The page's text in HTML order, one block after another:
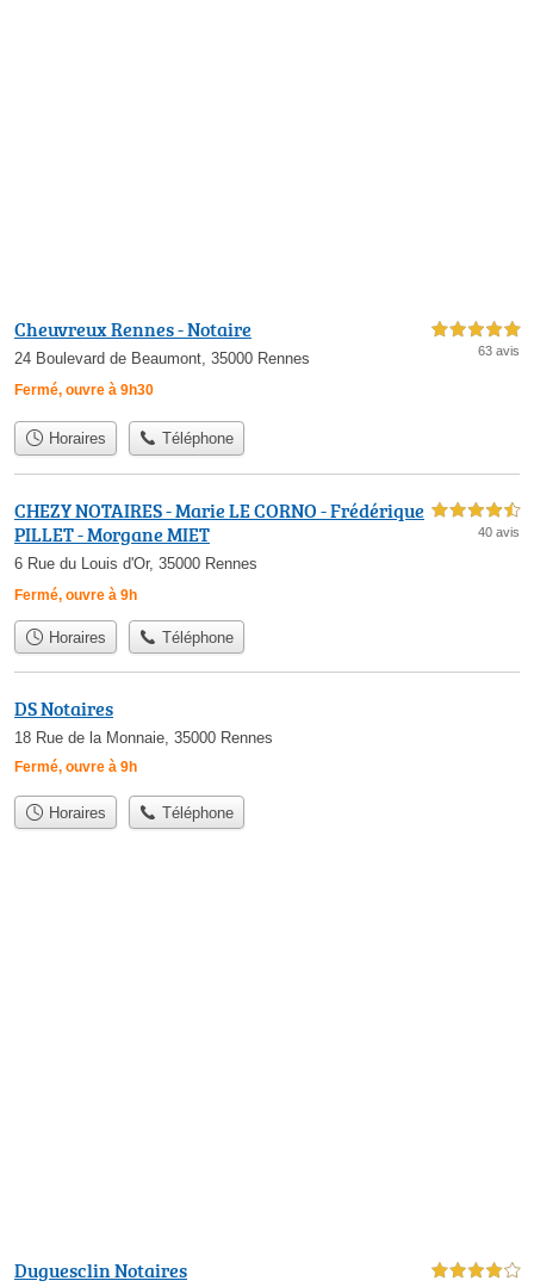
Cheuvreux Rennes - Notaire
24 Boulevard de Beaumont, 35000 Rennes
Fermé, ouvre à 9h30
5,0 étoiles sur 5
63 avis
Horaires Téléphone
CHEZY NOTAIRES - Marie LE CORNO - Frédérique
PILLET - Morgane MIET
6 Rue du Louis d'Or, 35000 Rennes
Fermé, ouvre à 9h
4,5 étoiles sur 5
40 avis
Horaires Téléphone
DS Notaires
18 Rue de la Monnaie, 35000 Rennes
Fermé, ouvre à 9h
Horaires Téléphone
Duguesclin Notaires 4,0 étoiles sur 5